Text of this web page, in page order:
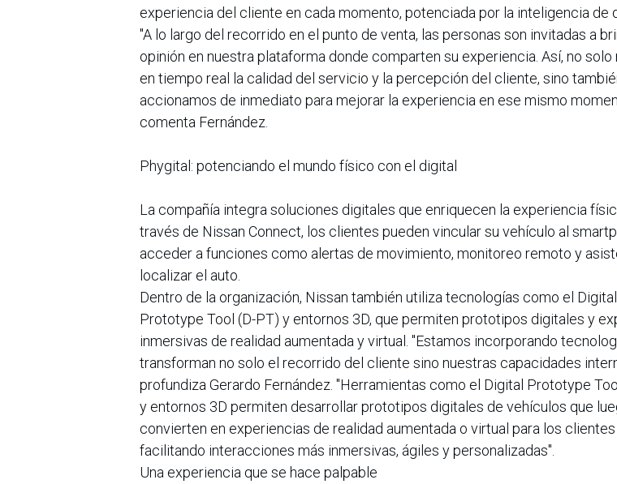
experiencia del cliente en cada momento, potenciada por la inteligencia de
"A lo largo del recorrido en el punto de venta, las personas son invitadas a
opinión en nuestra plataforma donde comparten su experiencia. Así, no
en tiempo real la calidad del servicio y la percepción del cliente, sino
accionamos de inmediato para mejorar la experiencia en ese mismo
comenta Fernández.
Phygital: potenciando el mundo físico con el digital
La compañía integra soluciones digitales que enriquecen la experiencia
través de Nissan Connect, los clientes pueden vincular su vehículo al
acceder a funciones como alertas de movimiento, monitoreo remoto y
localizar el auto.
Dentro de la organización, Nissan también utiliza tecnologías como el Digital
Prototype Tool (D-PT) y entornos 3D, que permiten prototipos digitales y
inmersivas de realidad aumentada y virtual. "Estamos incorporando
transforman no solo el recorrido del cliente sino nuestras capacidades
profundiza Gerardo Fernández. "Herramientas como el Digital Prototype
y entornos 3D permiten desarrollar prototipos digitales de vehículos que
convierten en experiencias de realidad aumentada o virtual para los clientes
facilitando interacciones más inmersivas, ágiles y personalizadas".
Una experiencia que se hace palpable